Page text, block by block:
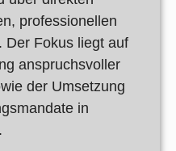
professionellen
Der Fokus liegt auf
anspruchsvoller
der Umsetzung
in